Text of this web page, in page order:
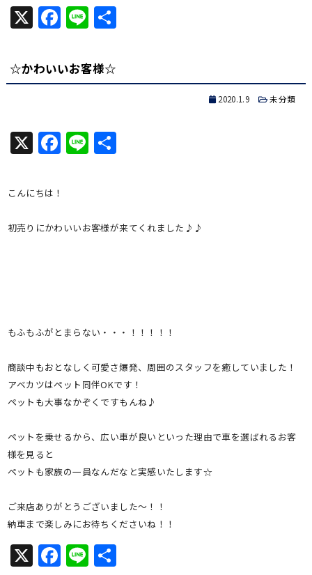
X Facebook
Line共
☆かわいいお客様☆
2020.1.9 未分類
X Facebook
Line共
こんにちは！
初売りにかわいいお客様が来てくれました♪♪
もふもふがとまらない・・・！！！！！
商談中もおとなしく可愛さ爆発、周囲のスタッフを癒していました！
アベカツはペット同伴OKです！
ペットも大事なかぞくですもんね♪
ペットを乗せるから、広い車が良いといった理由で車を選ばれるお客
様を見ると
ペットも家族の一員なんだなと実感いたします☆
ご来店ありがとうございました～！！
納車まで楽しみにお待ちくださいね！！
X Facebook
Line共